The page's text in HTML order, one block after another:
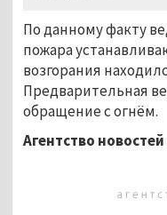
По данному факту
пожара
возгорания
Предварительная
обращение с огнём.
Агентство